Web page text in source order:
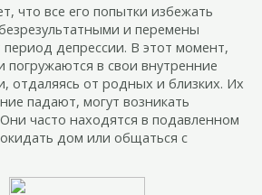
что все его попытки избежать
и перемены
депрессии. В этот момент,
в свои внутренние
отдаляясь от родных и близких. Их
падают, могут возникать
часто находятся в подавленном
дом или общаться с